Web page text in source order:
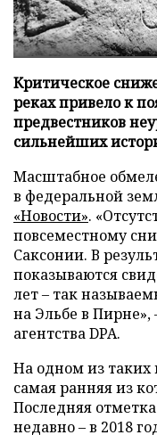
Критическое
реках привело к
предвестников
сильнейших
Масштабное
в федеральной
«Новости».
повсеместному
Саксонии. В
показываются
лет – так
на Эльбе в Пирне»,
агентства DPA.
На одном из таких
самая ранняя из
Последняя
недавно – в 2018